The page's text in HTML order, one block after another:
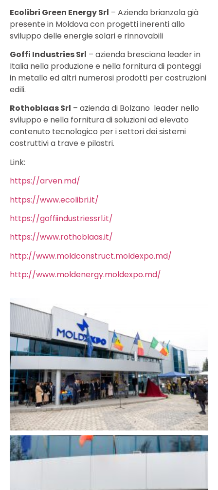
Ecolibri Green Energy Srl – Azienda brianzola già
presente in Moldova con progetti inerenti allo
sviluppo delle energie solari e rinnovabili
Goffi Industries Srl – azienda bresciana leader in
Italia nella produzione e nella fornitura di ponteggi
in metallo ed altri numerosi prodotti per costruzioni
edili.
Rothoblaas Srl – azienda di Bolzano leader nello
sviluppo e nella fornitura di soluzioni ad elevato
contenuto tecnologico per i settori dei sistemi
costruttivi a trave e pilastri.
Link:
https://arven.md/
https://www.ecolibri.it/
https://goffiindustriessrl.it/
https://www.rothoblaas.it/
http://www.moldconstruct.moldexpo.md/
http://www.moldenergy.moldexpo.md/